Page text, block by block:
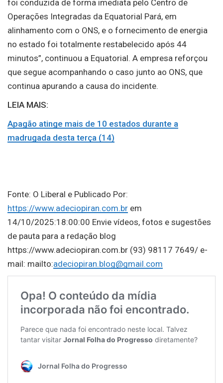
foi conduzida de forma imediata pelo Centro de
Operações Integradas da Equatorial Pará, em
alinhamento com o ONS, e o fornecimento de energia
no estado foi totalmente restabelecido após 44
minutos”, continuou a Equatorial. A empresa reforçou
que segue acompanhando o caso junto ao ONS, que
continua apurando a causa do incidente.
LEIA MAIS:
Apagão atinge mais de 10 estados durante a
madrugada desta terça (14)
Fonte: O Liberal e Publicado Por:
https://www.adeciopiran.com.br em
14/10/2025:18:00:00 Envie vídeos, fotos e sugestões
de pauta para a redação blog
https://www.adeciopiran.com.br (93) 98117 7649/ e-
mail: mailto:adeciopiran.blog@gmail.com